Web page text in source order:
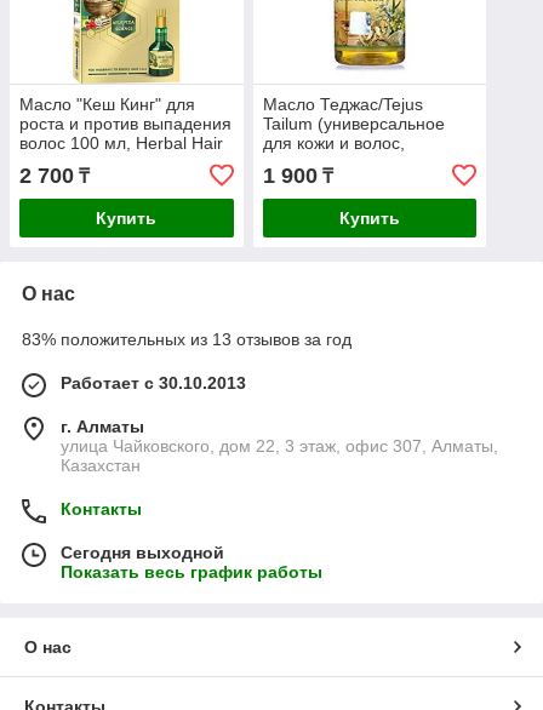
Масло "Кеш Кинг" для
роста и против выпадения
волос 100 мл, Herbal Hair
Oil Kesh King 100 ml
2 700 ₸
Купить
Масло Теджас/Tejus
Tailum (универсальное
для кожи и волос,
массажное), 100 мл
1 900₸
Купить
О нас
83% положительных из 13 отзывов за год
Работает с 30.10.2013
г. Алматы
улица Чайковского, дом 22, 3 этаж, офис 307, Алматы,
Казахстан
Контакты
Сегодня выходной
Показать весь график работы
О нас